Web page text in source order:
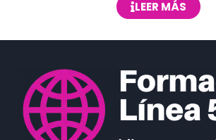
en la Universidad de Córdoba. Nuestros
actualizados y estructurados para facilitar el
énfasis en los temas más relevantes y
convocatorias anteriores. Además,
LEER MÁS